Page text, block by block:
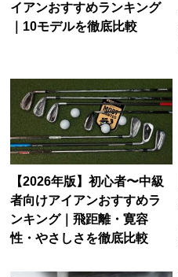
イアンおすすめランキング
｜10モデルを徹底比較
【2026年版】初心者〜中級
者向けアイアンおすすめラ
ンキング｜飛距離・寛容
性・やさしさを徹底比較